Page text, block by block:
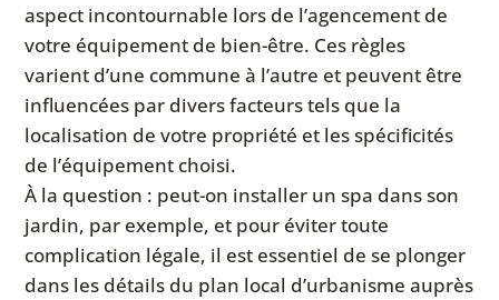
aspect incontournable lors de l’agencement de
votre équipement de bien-être. Ces règles
varient d’une commune à l’autre et peuvent être
influencées par divers facteurs tels que la
localisation de votre propriété et les spécificités
de l’équipement choisi.
À la question : peut-on installer un spa dans son
jardin, par exemple, et pour éviter toute
complication légale, il est essentiel de se plonger
dans les détails du plan local d’urbanisme auprès